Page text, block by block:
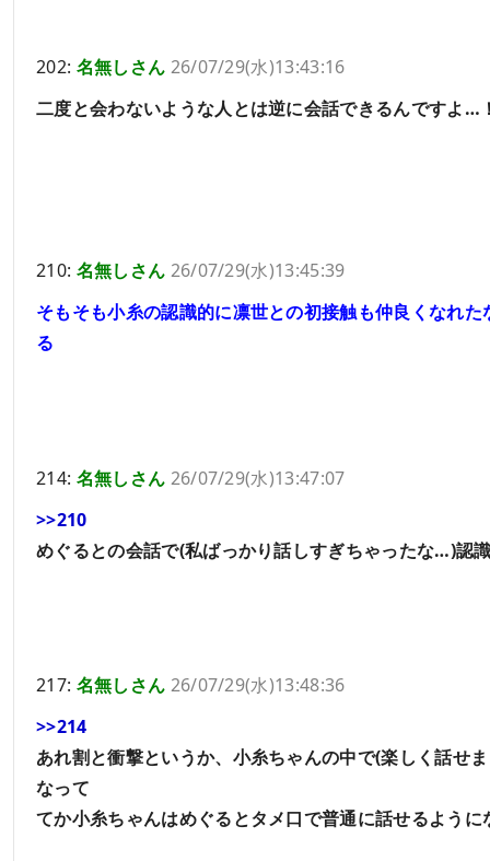
202: 名無しさん 26/07/29(水)13:43:16
二度と会わないような人とは逆に会話できるんですよ…
210: 名無しさん 26/07/29(水)13:45:39
そもそも小糸の認識的に凛世との初接触も仲良くなれ
る
214: 名無しさん 26/07/29(水)13:47:07
>>210
めぐるとの会話で(私ばっかり話しすぎちゃったな…)認
217: 名無しさん 26/07/29(水)13:48:36
>>214
あれ割と衝撃というか、小糸ちゃんの中で(楽しく話せ
なって
てか小糸ちゃんはめぐるとタメ口で普通に話せるように